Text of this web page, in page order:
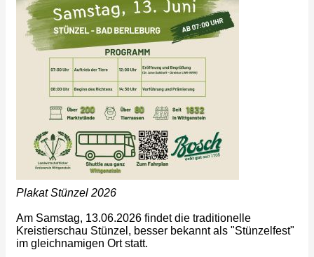
Plakat Stünzel 2026
Am Samstag, 13.06.2026 findet die traditionelle
Kreistierschau Stünzel, besser bekannt als "Stünzelfest"
im gleichnamigen Ort statt.